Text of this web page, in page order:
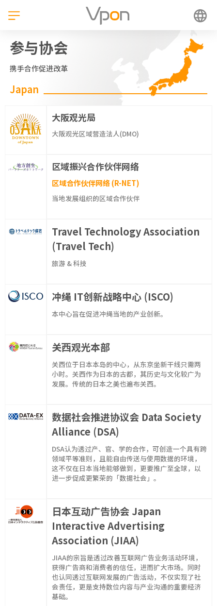
参与协会
携手合作促进改革
Japan
大阪观光局
大阪观光区域营造法人(DMO)
区域振兴合作伙伴网络
区域合作伙伴网络 (R-NET)
当地发展组织的区域合作伙伴
Travel Technology Association
(Travel Tech)
旅游 & 科技
冲绳 IT创新战略中心 (ISCO)
本中心旨在促进冲绳当地的产业创新。
关西观光本部
关西位于日本本岛的中心，从东京坐新干线只需两
小时。关西作为日本的古都，其历史与文化较广为
发展。传统的日本之美也遍布关西。
数据社会推进协议会 Data Society
Alliance (DSA)
DSA认为透过产、官、学的合作，可创造一个具有跨
领域平等准则，且能自由传送与使用数据的环境，
这不仅在日本当地能够做到，更要推广至全球，以
进一步促成更繁荣的「数据社会」。
日本互动广告协会 Japan
Interactive Advertising
Association (JIAA)
JIAA的宗旨是透过改善互联网广告业务活动环境，
获得广告商和消费者的信任，进而扩大市场。同时
也认同透过互联网发展的广告活动，不仅实现了社
会责任，更是支持数位内容与产业沟通的重要经济
基础。